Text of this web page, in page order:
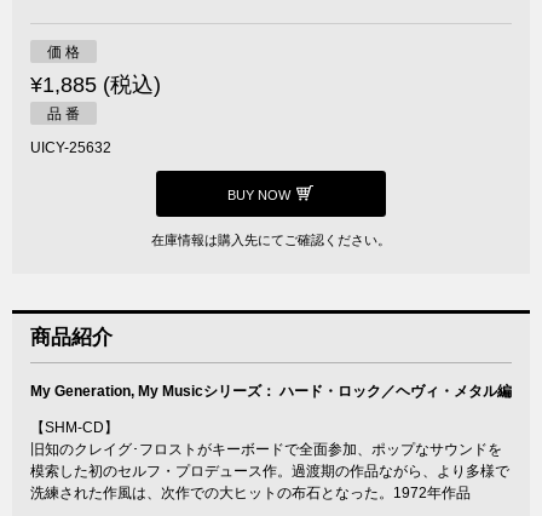
価 格
¥1,885 (税込)
品 番
UICY-25632
BUY NOW
在庫情報は購入先にてご確認ください。
商品紹介
My Generation, My Musicシリーズ： ハード・ロック／ヘヴィ・メタル編
【SHM-CD】
旧知のクレイグ･フロストがキーボードで全面参加、ポップなサウンドを
模索した初のセルフ・プロデュース作。過渡期の作品ながら、より多様で
洗練された作風は、次作での大ヒットの布石となった。1972年作品